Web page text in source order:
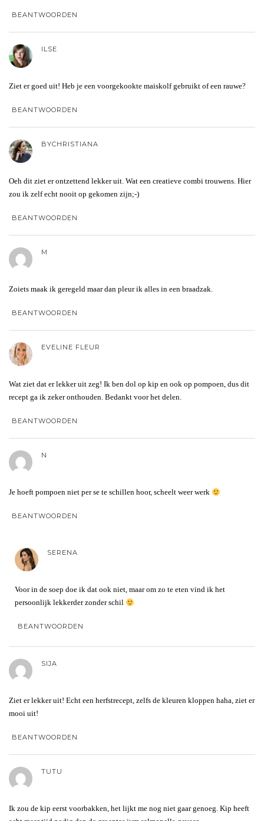
BEANTWOORDEN
ILSE
Ziet er goed uit! Heb je een voorgekookte maiskolf gebruikt of een rauwe?
BEANTWOORDEN
BYCHRISTIANA
Oeh dit ziet er ontzettend lekker uit. Wat een creatieve combi trouwens. Hier
zou ik zelf echt nooit op gekomen zijn;-)
BEANTWOORDEN
M
Zoiets maak ik geregeld maar dan pleur ik alles in een braadzak.
BEANTWOORDEN
EVELINE FLEUR
Wat ziet dat er lekker uit zeg! Ik ben dol op kip en ook op pompoen, dus dit
recept ga ik zeker onthouden. Bedankt voor het delen.
BEANTWOORDEN
N
Je hoeft pompoen niet per se te schillen hoor, scheelt weer werk
BEANTWOORDEN
SERENA
Voor in de soep doe ik dat ook niet, maar om zo te eten vind ik het
persoonlijk lekkerder zonder schil
BEANTWOORDEN
SIJA
Ziet er lekker uit! Echt een herfstrecept, zelfs de kleuren kloppen haha, ziet er
mooi uit!
BEANTWOORDEN
TUTU
Ik zou de kip eerst voorbakken, het lijkt me nog niet gaar genoeg. Kip heeft